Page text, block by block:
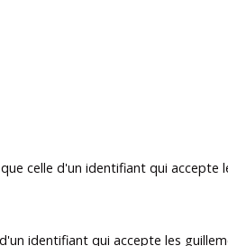
celle d'un identifiant qui accepte
identifiant qui accepte les